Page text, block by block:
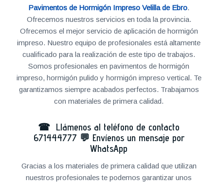
Pavimentos de Hormigón Impreso Velilla de Ebro.
Ofrecemos nuestros servicios en toda la provincia.
Ofrecemos el mejor servicio de aplicación de hormigón
impreso. Nuestro equipo de profesionales está altamente
cualificado para la realización de este tipo de trabajos.
Somos profesionales en pavimentos de hormigón
impreso, hormigón pulido y hormigón impreso vertical. Te
garantizamos siempre acabados perfectos. Trabajamos
con materiales de primera calidad.
☎ Llámenos al teléfono de contacto
671444777 💬 Envíenos un mensaje por
WhatsApp
Gracias a los materiales de primera calidad que utilizan
nuestros profesionales te podemos garantizar unos